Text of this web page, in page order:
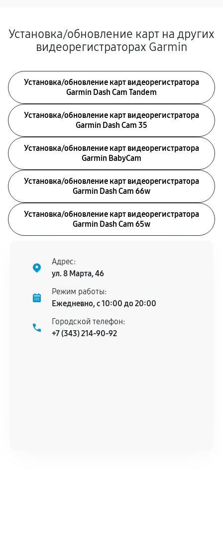
Установка/обновление карт на других
видеорегистраторах Garmin
Установка/обновление карт видеорегистратора
Garmin Dash Cam Tandem
Установка/обновление карт видеорегистратора
Garmin Dash Cam 35
Установка/обновление карт видеорегистратора
Garmin BabyCam
Установка/обновление карт видеорегистратора
Garmin Dash Cam 66w
Установка/обновление карт видеорегистратора
Garmin Dash Cam 65w
Адрес:
ул. 8 Марта, 46
Режим работы:
Ежедневно, с 10:00 до 20:00
Городской телефон:
+7 (343) 214-90-92